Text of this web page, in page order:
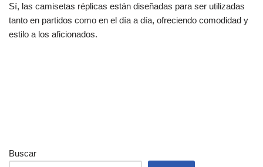
Sí, las camisetas réplicas están diseñadas para ser utilizadas
tanto en partidos como en el día a día, ofreciendo comodidad y
estilo a los aficionados.
Buscar